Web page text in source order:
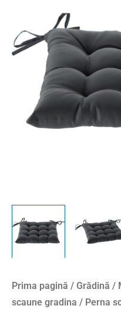
Prima pagină / Grădină /
scaune gradina / Perna
cm,
matlasata,
poliester
impermeabil,
prindere,